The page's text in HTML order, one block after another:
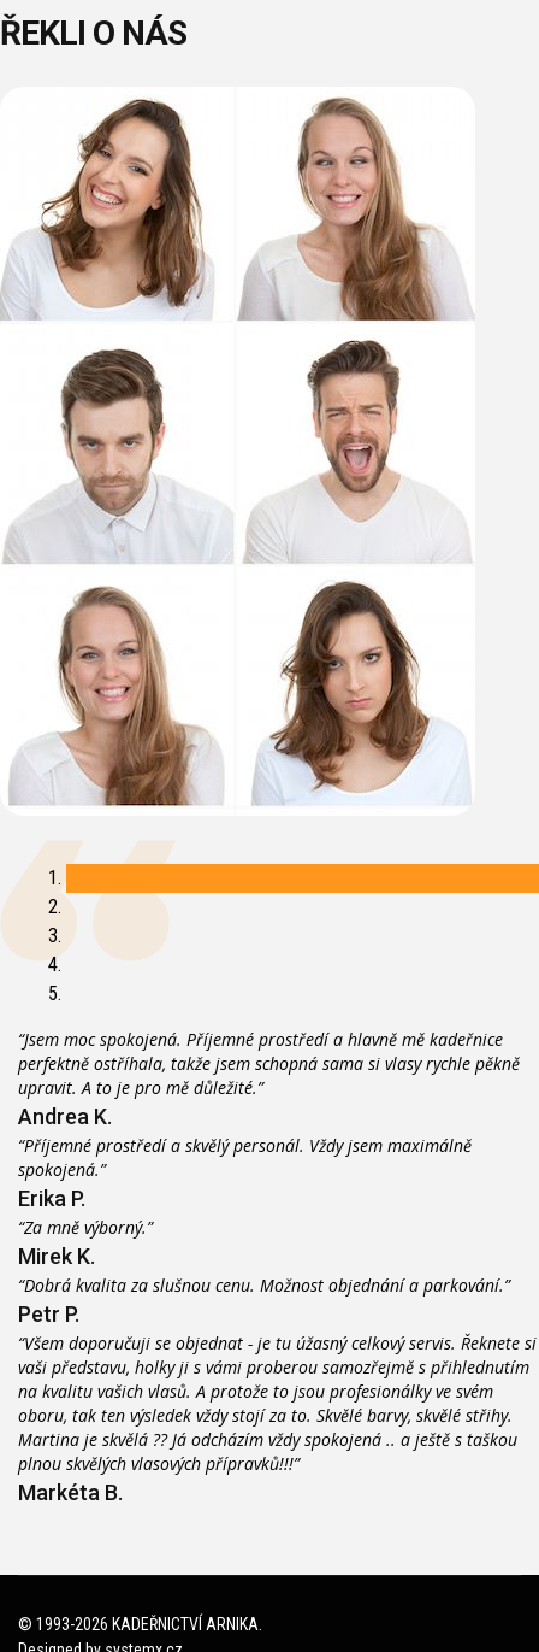
ŘEKLI O NÁS
“Jsem moc spokojená. Příjemné prostředí a hlavně mě kadeřnice
perfektně ostříhala, takže jsem schopná sama si vlasy rychle pěkně
upravit. A to je pro mě důležité.”
Andrea K.
“Příjemné prostředí a skvělý personál. Vždy jsem maximálně
spokojená.”
Erika P.
“Za mně výborný.”
Mirek K.
“Dobrá kvalita za slušnou cenu. Možnost objednání a parkování.”
Petr P.
“Všem doporučuji se objednat - je tu úžasný celkový servis. Řeknete si
vaši představu, holky ji s vámi proberou samozřejmě s přihlednutím
na kvalitu vašich vlasů. A protože to jsou profesionálky ve svém
oboru, tak ten výsledek vždy stojí za to. Skvělé barvy, skvělé střihy.
Martina je skvělá ?? Já odcházím vždy spokojená .. a ještě s taškou
plnou skvělých vlasových přípravků!!!”
Markéta B.
© 1993-2026 KADEŘNICTVÍ ARNIKA.